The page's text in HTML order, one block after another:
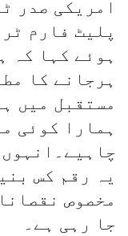
امریکی صدر
پلیٹ فارم
ہوئے کہا کہ
ہرجانے کا
مستقبل میں
ہمارا کوئی
یہ رقم کس
مخصوص
جا رہی ہے۔